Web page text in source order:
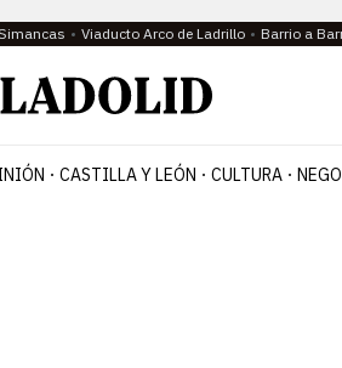
Viaducto Arco de Ladrillo Barrio a
CASTILLA Y LEÓN CULTURA